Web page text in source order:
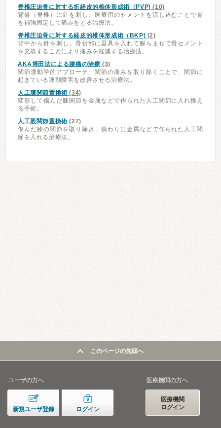
脊椎圧迫骨に対する折経皮的椎体形成術（PVP) (10)
背骨（脊椎）に針を刺し、医療用のセメントを流し込むことで骨
を補強固定して痛みをとる治療法。
脊椎圧迫骨に対する経皮的椎体形成術（BKP) (2)
背中から針を刺し、骨折部に器具を入れて膨らませて骨セメント
を充填することにより痛みを軽減する治療法。
AKA博田法による腰痛の治療 (3)
関節運動学的アプローチ。関節の痛みを取り除くことで、関節に
起きている運動障害を改善させる治療法。
人工膝関節置換術 (34)
変形して傷んだ膝関節を金属などで作られた人工関節に入れ換え
る手術。
人工股関節置換術 (27)
傷んだ膝の関節を取り除き、換わりに金属などで作られた人工関
節を入れる治療法。
このページの先頭へ
ユーザの方へ
新規ユーザ登録 ログイン
医療機関の方へ
医療機関
ログイン